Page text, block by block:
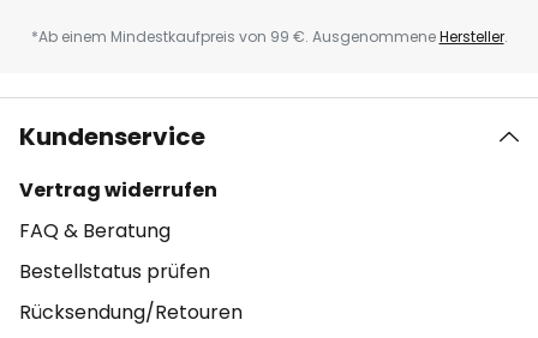
*Ab einem Mindestkaufpreis von 99 €. AusgenommeneHersteller.
Kundenservice
Vertrag widerrufen
FAQ & Beratung
Bestellstatus prüfen
Rücksendung/Retouren